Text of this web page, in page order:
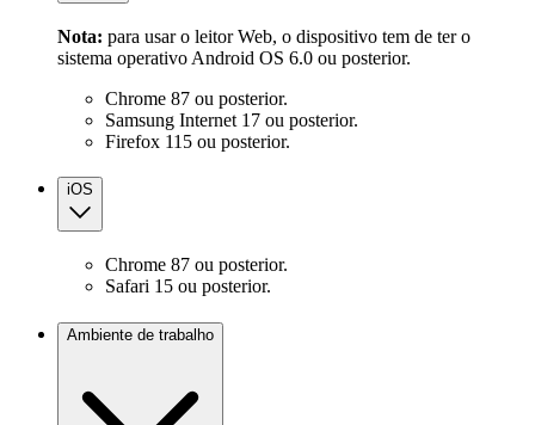
Nota: para usar o leitor Web, o dispositivo tem de ter o
sistema operativo Android OS 6.0 ou posterior.
Chrome 87 ou posterior.
Samsung Internet 17 ou posterior.
Firefox 115 ou posterior.
iOS
Chrome 87 ou posterior.
Safari 15 ou posterior.
Ambiente de trabalho